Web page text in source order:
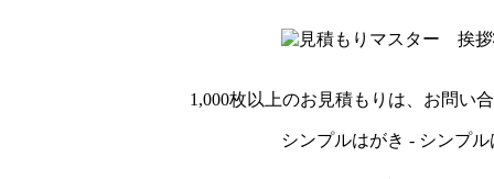
1,000枚以上のお見積もりは、お問い
シンプルはがき - シンプ